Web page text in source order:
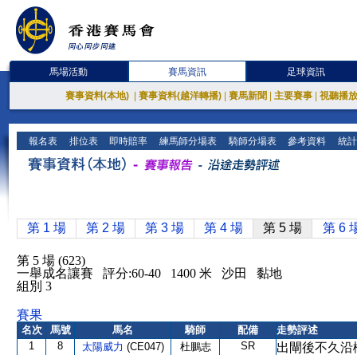
馬場活動 賽馬資訊 足球資訊
賽事資料(本地) 賽事資料(越洋轉播) 賽馬新聞 主要賽事 視聽播
報名表 排位表 即時賠率 練馬師分場表 騎師分場表 參考資料 統
第 1 場 第 2 場 第 3 場 第 4 場 第 5 場 第 6
第 5 場 (623)
一舉成名讓賽 評分:60-40 1400 米 沙田 黏地
組別 3
賽果
名次 馬號 馬名 騎師 配備
走勢評述
1
8 太陽威力 (CE047) 杜鵬志 SR
出閘後不久